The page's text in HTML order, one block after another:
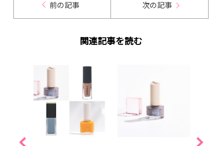
前の記事 次の記事
関連記事を読む